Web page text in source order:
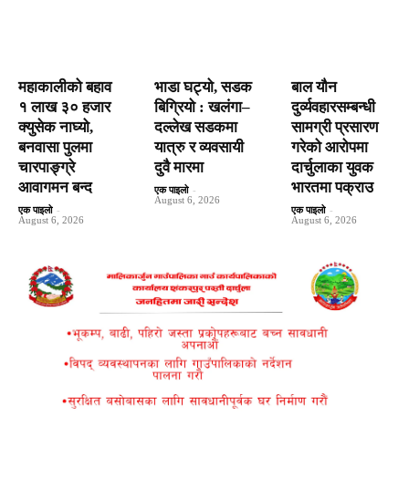
महाकालीको बहाव
१ लाख ३० हजार
क्युसेक नाघ्यो,
बनवासा पुलमा
चारपाङ्ग्रे
आवागमन बन्द
एक पाइलो -
August 6, 2026
भाडा घट्यो, सडक
बिग्रियो : खलंगा–
दल्लेख सडकमा
यात्रु र व्यवसायी
दुवै मारमा
एक पाइलो -
August 6, 2026
बाल यौन
दुर्व्यवहारसम्बन्धी
सामग्री प्रसारण
गरेको आरोपमा
दार्चुलाका युवक
भारतमा पक्राउ
एक पाइलो -
August 6, 2026